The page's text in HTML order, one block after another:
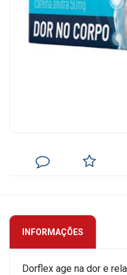
DEIXE
COMENTÁRIO
MINHA
LISTA
INFORMAÇÕES
Dorflex age na dor e